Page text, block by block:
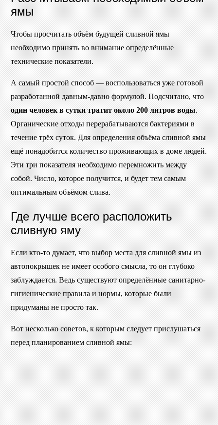
ямы
Чтобы просчитать объём будущей сливной ямы
необходимо принять во внимание определённые
технические показатели.
А самый простой способ — воспользоваться уже готовой
разработанной давным-давно формулой. Подсчитано, что
один человек в сутки тратит около 200 литров воды.
Органические отходы перерабатываются бактериями в
течение трёх суток. Для определения объёма сливной ямы
ещё понадобится количество проживающих в доме людей.
Эти три показателя необходимо перемножить между
собой. Число, которое получится, и будет тем самым
оптимальным объёмом слива.
Где лучше всего расположить
сливную яму
Если кто-то думает, что выбор места для сливной ямы из
автопокрышек не имеет особого смысла, то он глубоко
заблуждается. Ведь существуют определённые санитарно-
гигиенические правила и нормы, которые были
придуманы не просто так.
Вот несколько советов, к которым следует прислушаться
перед планированием сливной ямы: